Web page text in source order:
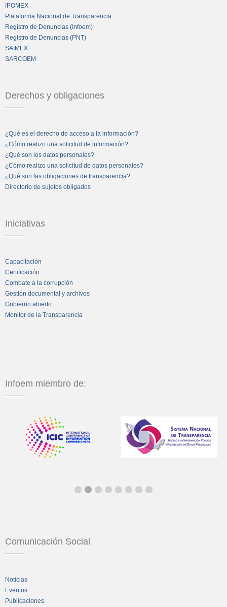
IPOMEX
Plataforma Nacional de Transparencia
Registro de Denuncias (Infoem)
Registro de Denuncias (PNT)
SAIMEX
SARCOEM
Derechos y obligaciones
¿Qué es el derecho de acceso a la información?
¿Cómo realizo una solicitud de información?
¿Qué son los datos personales?
¿Cómo realizo una solicitud de datos personales?
¿Qué son las obligaciones de transparencia?
Directorio de sujetos obligados
Iniciativas
Capacitación
Certificación
Combate a la corrupción
Gestión documental y archivos
Gobierno abierto
Monitor de la Transparencia
Infoem miembro de:
Comunicación Social
Noticias
Eventos
Publicaciones